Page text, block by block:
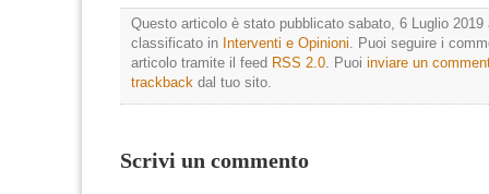
Questo articolo è stato pubblicato sabato, 6 Luglio 2019
classificato in Interventi e Opinioni. Puoi seguire i
articolo tramite il feed RSS 2.0. Puoi inviare un
trackback dal tuo sito.
Scrivi un commento